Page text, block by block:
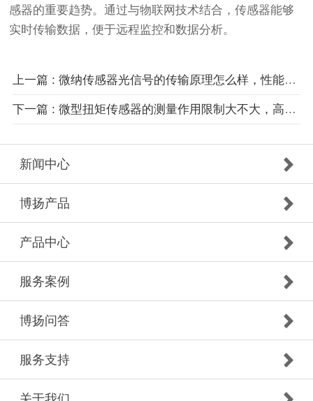
感器的重要趋势。通过与物联网技术结合，传感器能够
实时传输数据，便于远程监控和数据分析。
上一篇 : 微纳传感器光信号的传输原理怎么样，性能主要集中在哪些方面？
下一篇 : 微型扭矩传感器的测量作用限制大不大，高精确是主要性能吗？
新闻中心
博扬产品
产品中心
服务案例
博扬问答
服务支持